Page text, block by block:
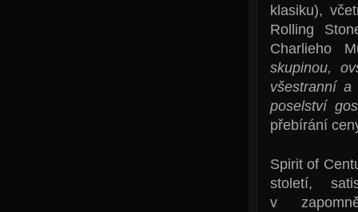
klasiku),
Rolling
Charlieho
skupinou,
všestranní
poselství
přebírání
Spirit of
století,
v